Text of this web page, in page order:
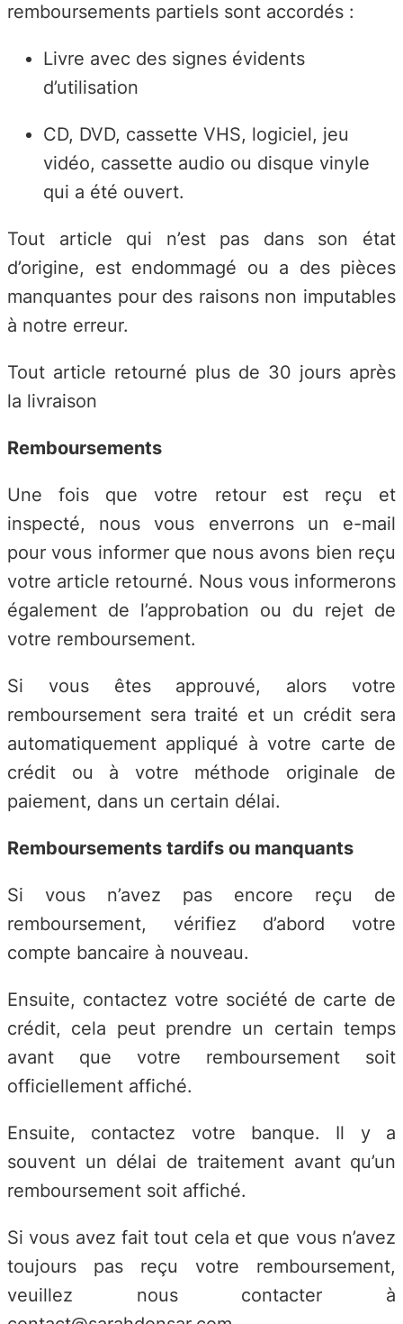
remboursements partiels sont accordés :
Livre avec des signes évidents
d’utilisation
CD, DVD, cassette VHS, logiciel, jeu
vidéo, cassette audio ou disque vinyle
qui a été ouvert.
Tout article qui n’est pas dans son état
d’origine, est endommagé ou a des pièces
manquantes pour des raisons non imputables
à notre erreur.
Tout article retourné plus de 30 jours après
la livraison
Remboursements
Une fois que votre retour est reçu et
inspecté, nous vous enverrons un e-mail
pour vous informer que nous avons bien reçu
votre article retourné. Nous vous informerons
également de l’approbation ou du rejet de
votre remboursement.
Si vous êtes approuvé, alors votre
remboursement sera traité et un crédit sera
automatiquement appliqué à votre carte de
crédit ou à votre méthode originale de
paiement, dans un certain délai.
Remboursements tardifs ou manquants
Si vous n’avez pas encore reçu de
remboursement, vérifiez d’abord votre
compte bancaire à nouveau.
Ensuite, contactez votre société de carte de
crédit, cela peut prendre un certain temps
avant que votre remboursement soit
officiellement affiché.
Ensuite, contactez votre banque. Il y a
souvent un délai de traitement avant qu’un
remboursement soit affiché.
Si vous avez fait tout cela et que vous n’avez
toujours pas reçu votre remboursement,
veuillez nous contacter à